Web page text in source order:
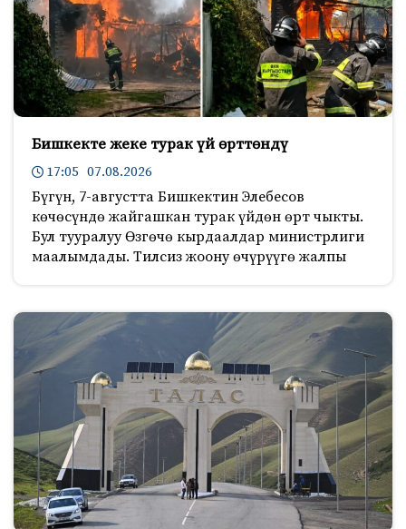
Бишкекте жеке турак үй өрттөндү
17:05 07.08.2026
Бүгүн, 7-августта Бишкектин Элебесов
көчөсүндө жайгашкан турак үйдөн өрт чыкты.
Бул тууралуу Өзгөчө кырдаалдар министрлиги
маалымдады. Тилсиз жоону өчүрүүгө жалпы